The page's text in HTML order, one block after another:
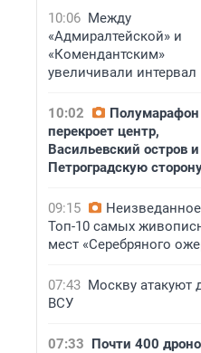
10:06 Между
«Адмиралтейской» и
«Комендантским»
увеличивали интервал
10:02
Полумарафон
перекроет центр,
Васильевский остров и
Петроградскую
09:15
Топ-10 самых
мест «Серебряного
07:43 Москву атакуют
ВСУ
07:33 Почти 400